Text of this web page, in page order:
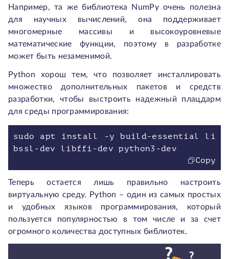
Например, та же библиотека NumPy очень полезна
для научных вычислений, она поддерживает
многомерные массивы и высокоуровневые
математические функции, поэтому в разработке
может быть незаменимой.
Python хорош тем, что позволяет инсталлировать
множество дополнительных пакетов и средств
разработки, чтобы выстроить надежный плацдарм
для среды программирования:
sudo apt install -y build-essential li
Copy
Теперь остается лишь правильно настроить
виртуальную среду. Python – один из самых простых
и удобных языков программирования, который
пользуется популярностью в том числе и за счет
огромного количества доступных библиотек.